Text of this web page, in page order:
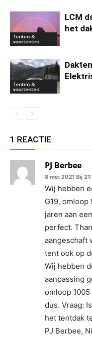
Tenten &
voortenten
LCM
het
Tenten &
voortenten
1 REACTIE
PJ Berbee
8 mei 2021 Bij
Wij hebben
G19,
jaren aan
perfect.
aangeschaft
tent ook op
Wij hebben
aanpassing
omloop 1005
dus. Vraag:
het tentdak
PJ Berbee,